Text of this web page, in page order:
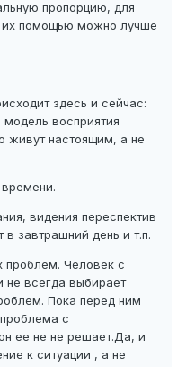
пропорцию, для
их помощью можно лучше
здесь и сейчас:
модель восприятия
живут настоящим, а не
видения переспектив
завтрашний день и т.п.
проблем. Человек с
всегда выбирает
Пока перед ним
с
ее не не решает.Да, и
к ситуации , а не